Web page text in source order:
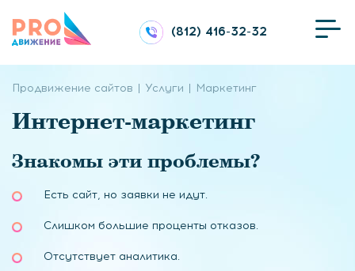
(812) 416-32-32
Продвижение сайтов Услуги Маркетинг
Интернет-маркетинг
Знакомы эти проблемы?
Есть сайт, но заявки не идут.
Слишком большие проценты отказов.
Отсутствует аналитика.